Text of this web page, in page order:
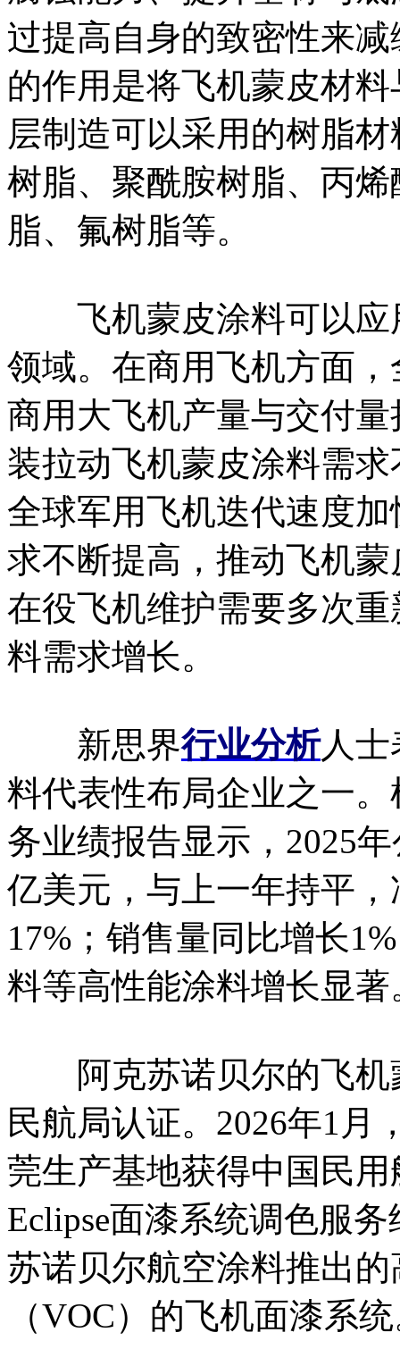
过提高自身的致密性来
的作用是将飞机蒙皮材
层制造可以采用的树脂
树脂、聚酰胺树脂、丙
脂、氟树脂等。
飞机蒙皮涂料可以应
领域。在商用飞机方面
商用大飞机产量与交付
装拉动飞机蒙皮涂料需
全球军用飞机迭代速度
求不断提高，推动飞机
在役飞机维护需要多次
料需求增长。
新思界行业分析人士
料代表性布局企业之一。
务业绩报告显示，2025
亿美元，与上一年持平
17%；销售量同比增长
料等高性能涂料增长显著
阿克苏诺贝尔的飞机
民航局认证。2026年1月
莞生产基地获得中国民
Eclipse面漆系统调色服
苏诺贝尔航空涂料推出
（VOC）的飞机面漆系